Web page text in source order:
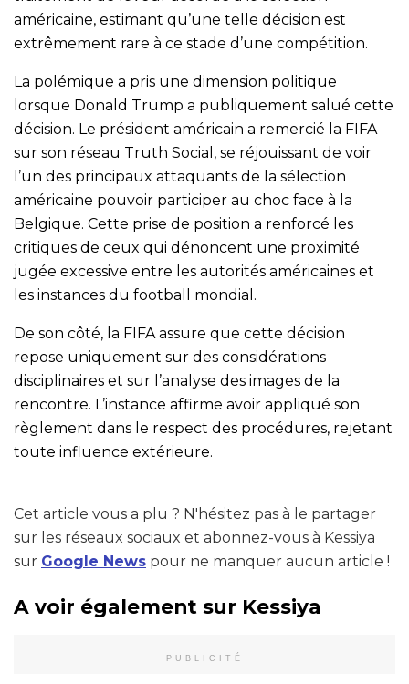
américaine, estimant qu’une telle décision est
extrêmement rare à ce stade d’une compétition.
La polémique a pris une dimension politique
lorsque Donald Trump a publiquement salué cette
décision. Le président américain a remercié la FIFA
sur son réseau Truth Social, se réjouissant de voir
l’un des principaux attaquants de la sélection
américaine pouvoir participer au choc face à la
Belgique. Cette prise de position a renforcé les
critiques de ceux qui dénoncent une proximité
jugée excessive entre les autorités américaines et
les instances du football mondial.
De son côté, la FIFA assure que cette décision
repose uniquement sur des considérations
disciplinaires et sur l’analyse des images de la
rencontre. L’instance affirme avoir appliqué son
règlement dans le respect des procédures, rejetant
toute influence extérieure.
Cet article vous a plu ? N'hésitez pas à le partager
sur les réseaux sociaux et abonnez-vous à Kessiya
sur Google News pour ne manquer aucun article !
A voir également sur Kessiya
PUBLICITÉ